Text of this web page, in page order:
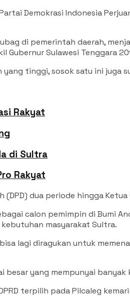
Demokrasi Indonesia
di pemerintah daerah,
Gubernur Sulawesi Tenggara
tinggi, sosok satu ini juga
Rakyat
di Sultra
Rakyat
dua periode hingga
calon pemimpin di Bumi
masyarakat Sultra.
lagi diragukan untuk
yang mempunyai banyak
terpilih pada Pilcaleg